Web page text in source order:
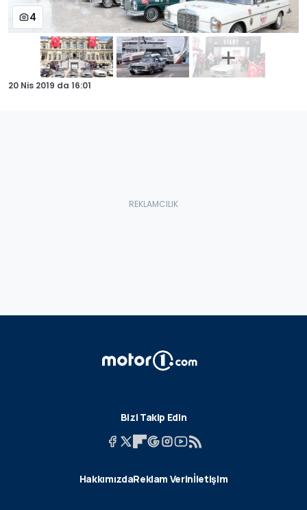
4
20 Nis 2019 da 16:01
Bizi Takip Edin
HakkımızdaReklam Verinİletişim